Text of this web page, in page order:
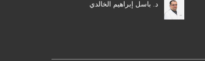
د. باسل إبراهيم الخالدي